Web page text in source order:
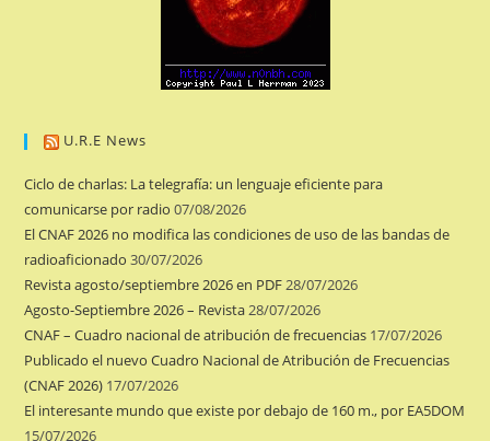
U.R.E News
Ciclo de charlas: La telegrafía: un lenguaje eficiente para
comunicarse por radio 07/08/2026
El CNAF 2026 no modifica las condiciones de uso de las bandas de
radioaficionado 30/07/2026
Revista agosto/septiembre 2026 en PDF 28/07/2026
Agosto-Septiembre 2026 – Revista 28/07/2026
CNAF – Cuadro nacional de atribución de frecuencias 17/07/2026
Publicado el nuevo Cuadro Nacional de Atribución de Frecuencias
(CNAF 2026) 17/07/2026
El interesante mundo que existe por debajo de 160 m., por EA5DOM
15/07/2026